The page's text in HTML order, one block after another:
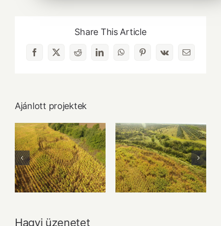
Share This Article
Facebook
X RedditLinkedInWhatsAppPinterest
Vk Email:
Ajánlott projektek
Lunch Favourite
with Salad, Naan
And Beans
Fruit Platter with
Banana, Mango,
Berries and
Orange
Hagyj üzenetet